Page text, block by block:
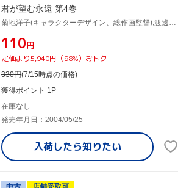
君が望む永遠 第4巻
¥110円
定価より5,940円（98%）おトク
330円(7/15時点の価格)
獲得ポイント 1P
在庫なし
発売年月日：2004/05/25
入荷したら知りたい